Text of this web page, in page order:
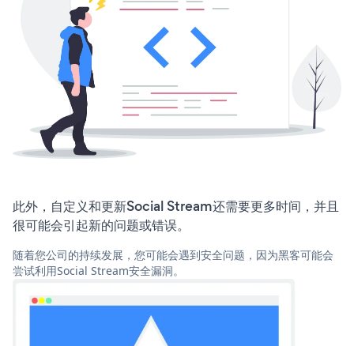
此外，自定义和更新Social Stream还需要更多时间，并且
很可能会引起新的问题或错误。
随着您公司的持续发展，您可能会遇到安全问题，因为黑客可能会
尝试利用Social Stream安全漏洞。